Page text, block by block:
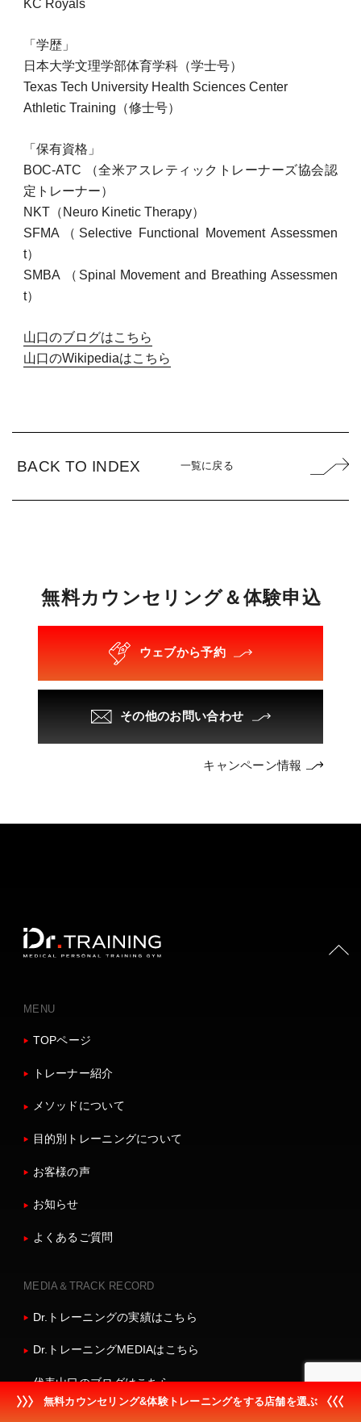
KC Royals
「学歴」
日本大学文理学部体育学科（学士号）
Texas Tech University Health Sciences Center
Athletic Training（修士号）
「保有資格」
BOC-ATC
（全米アスレティックトレーナーズ協会認
定トレーナー）
NKT（Neuro Kinetic Therapy）
SFMA（Selective Functional Movement Assessmen
t）
SMBA （Spinal Movement and Breathing Assessmen
t）
山口のブログはこちら
山口のWikipediaはこちら
BACK TO INDEX 一覧に戻る
無料カ ウ ンセ リ ング＆体験申込
ウェブから予約
その他のお問い合わせ
キャンペーン情報
MENU
TOPページ
トレーナー紹介
メソッドについて
目的別トレーニングについて
お客様の声
お知らせ
よくあるご質問
MEDIA＆TRACK RECORD
Dr.トレーニングの実績はこちら
Dr.トレーニングMEDIAはこちら
代表山口のブログはこちら
無料カウンセリング&体験トレーニングをする店舗を選ぶ